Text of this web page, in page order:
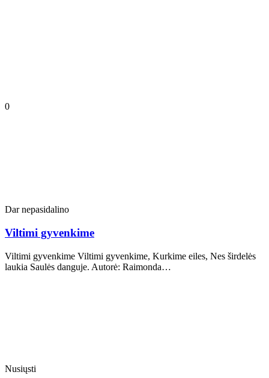
0
Dar nepasidalino
Viltimi gyvenkime
Viltimi gyvenkime Viltimi gyvenkime, Kurkime eiles, Nes širdelės
laukia Saulės danguje. Autorė: Raimonda…
Nusiųsti